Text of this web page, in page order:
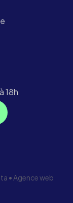
18h
• Agence web